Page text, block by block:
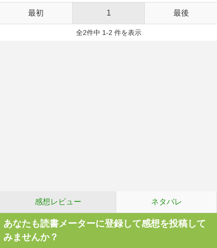
最初 1 最後
全2件中 1-2 件を表示
感想レビュー ネタバレ
あなたも読書メーターに登録して感想を投稿して
みませんか？